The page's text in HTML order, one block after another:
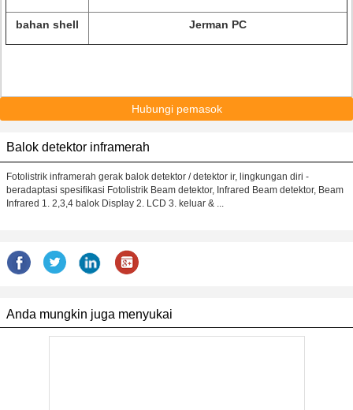
bahan shell Jerman PC
Hubungi pemasok
Balok detektor inframerah
Fotolistrik inframerah gerak balok detektor / detektor ir, lingkungan diri -
beradaptasi spesifikasi Fotolistrik Beam detektor, Infrared Beam detektor, Beam
Infrared 1. 2,3,4 balok Display 2. LCD 3. keluar & ...
Anda mungkin juga menyukai